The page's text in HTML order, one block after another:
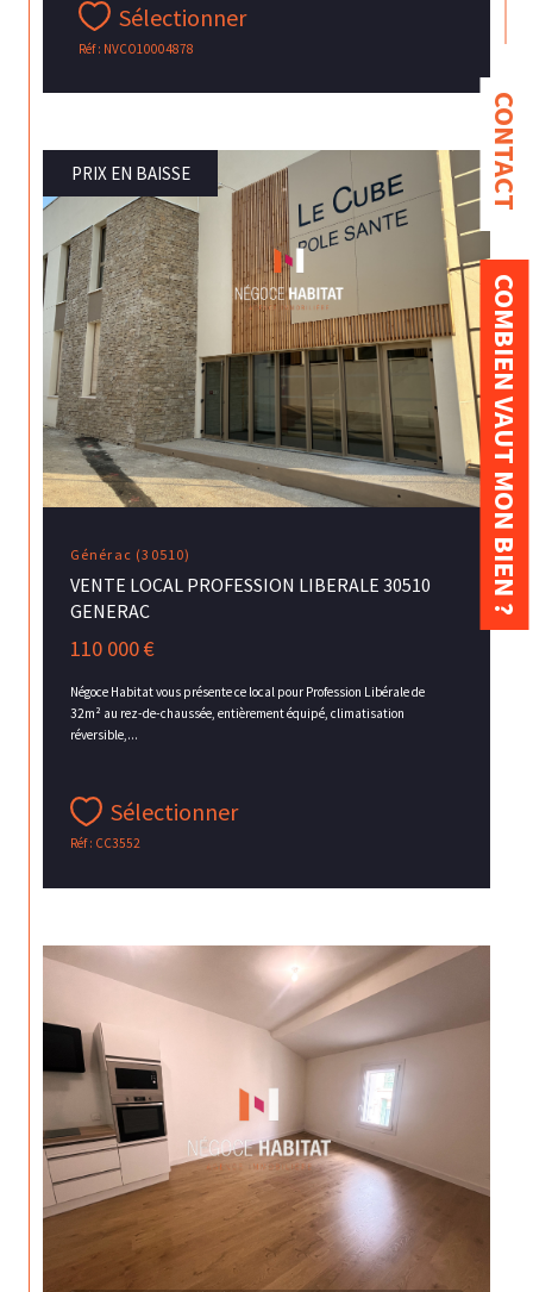
CONTACT
COMBIEN VAUT MON BIEN ?
Sélectionner
Réf : NVCO10004878
Générac (30510)
VENTE LOCAL PROFESSION LIBERALE 30510
GENERAC
110 000 €
Négoce Habitat vous présente ce local pour Profession Libérale de
32m² au rez-de-chaussée, entièrement équipé, climatisation
réversible,...
Sélectionner
Réf : CC3552
PRIX EN BAISSE